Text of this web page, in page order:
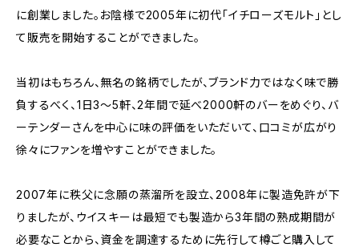
に創業しました。お陰様で2005年に初代「イチローズモルト」とし
て販売を開始することができました。
当初はもちろん、無名の銘柄でしたが、ブランド力ではなく味で勝
負するべく、1日3～5軒、2年間で延べ2000軒のバーをめぐり、バ
ーテンダーさんを中心に味の評価をいただいて、口コミが広がり
徐々にファンを増やすことができました。
2007年に秩父に念願の蒸溜所を設立、2008年に製造免許が下
りましたが、ウイスキーは最短でも製造から3年間の熟成期間が
必要なことから、資金を調達するために先行して樽ごと購入して